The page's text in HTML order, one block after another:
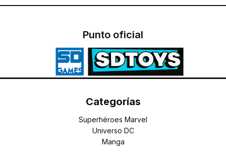
Punto oficial
Categorías
Superhéroes Marvel
Universo DC
Manga